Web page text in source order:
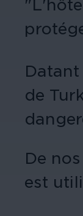
de
De
est